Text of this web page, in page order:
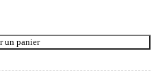
un panier